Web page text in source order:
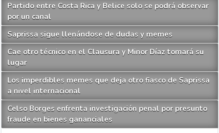
Partido entre Costa Rica y Belice solo se podrá observar
por un canal
Saprissa sigue llenándose de dudas y memes
Cae otro técnico en el Clausura y Minor Díaz tomará su
lugar
Los imperdibles memes que deja otro fiasco de Saprissa
a nivel internacional
Celso Borges enfrenta investigación penal por presunto
fraude en bienes gananciales